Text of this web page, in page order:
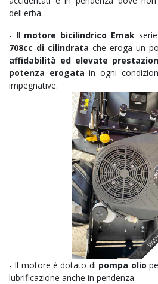
dell'erba.
- Il motore bicilindrico Emakserie
708cc di cilindrata che eroga un
affidabilità ed elevate
potenza erogata in ogni
impegnative.
- Il motore è dotato di pompa olio
lubrificazione anche in pendenza.